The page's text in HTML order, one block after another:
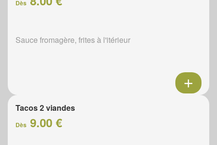
Dès
Sauce fromagère, frites à l'itérieur
Tacos 2 viandes
Dès 9.00 €